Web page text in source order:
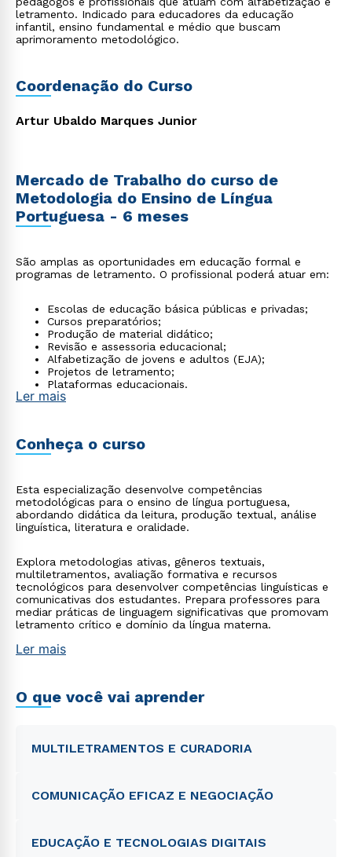
letramento. Indicado para educadores da educação
infantil, ensino fundamental e médio que buscam
aprimoramento metodológico.
Coordenação do Curso
Artur Ubaldo Marques Junior
Mercado de Trabalho do curso de
Metodologia do Ensino de Língua
Portuguesa - 6 meses
São amplas as oportunidades em educação formal e
programas de letramento. O profissional poderá atuar em:
Escolas de educação básica públicas e privadas;
Cursos preparatórios;
Produção de material didático;
Revisão e assessoria educacional;
Alfabetização de jovens e adultos (EJA);
Projetos de letramento;
Plataformas educacionais.
Ler mais
Conheça o curso
Esta especialização desenvolve competências
metodológicas para o ensino de língua portuguesa,
abordando didática da leitura, produção textual, análise
linguística, literatura e oralidade.
Explora metodologias ativas, gêneros textuais,
multiletramentos, avaliação formativa e recursos
tecnológicos para desenvolver competências linguísticas e
comunicativas dos estudantes. Prepara professores para
mediar práticas de linguagem significativas que promovam
letramento crítico e domínio da língua materna.
Ler mais
O que você vai aprender
MULTILETRAMENTOS E CURADORIA
COMUNICAÇÃO EFICAZ E NEGOCIAÇÃO
EDUCAÇÃO E TECNOLOGIAS DIGITAIS